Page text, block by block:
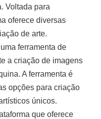
Voltada para
oferece diversas
de arte.
ferramenta de
a criação de imagens
A ferramenta é
opções para criação
únicos.
que oferece